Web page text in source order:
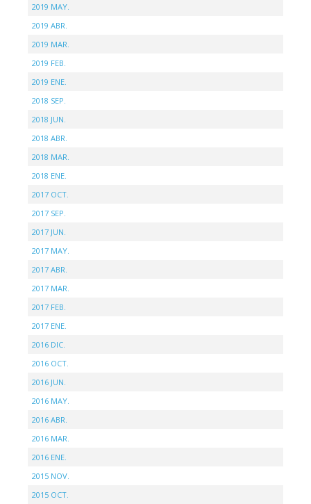
2019 MAY.
2019 ABR.
2019 MAR.
2019 FEB.
2019 ENE.
2018 SEP.
2018 JUN.
2018 ABR.
2018 MAR.
2018 ENE.
2017 OCT.
2017 SEP.
2017 JUN.
2017 MAY.
2017 ABR.
2017 MAR.
2017 FEB.
2017 ENE.
2016 DIC.
2016 OCT.
2016 JUN.
2016 MAY.
2016 ABR.
2016 MAR.
2016 ENE.
2015 NOV.
2015 OCT.